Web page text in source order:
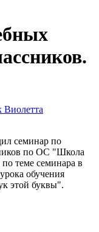
Виолетта
семинар по
по ОС "Школа
теме семинара в
обучения
этой буквы".